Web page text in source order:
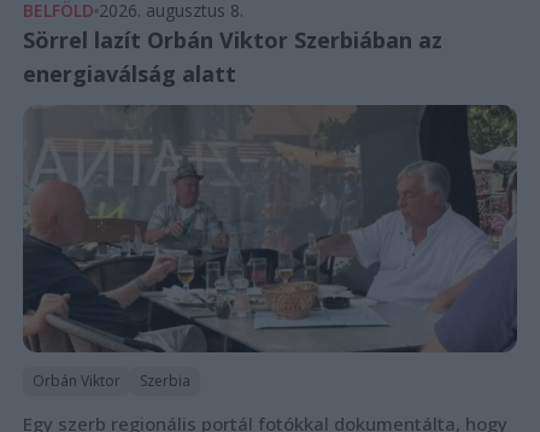
BELFÖLD 2026. augusztus 8.
Sörrel lazít Orbán Viktor Szerbiában az
energiaválság alatt
Orbán Viktor Szerbia
Egy szerb regionális portál fotókkal dokumentálta, hogy